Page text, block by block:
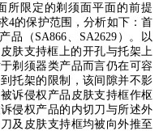
所限定的剃须面平面的前提
4的保护范围，分析如下：首
品（ SA866 SA2629）。以
肤支持框上的开孔与托架上
剃须器类产品而言仍在可容
托架的限制，该间隙并不影
诉侵权产品皮肤支持框作枢
侵权产品的内切刀与所述外
及皮肤支持框均被向外推至